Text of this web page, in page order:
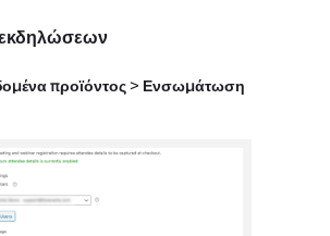
προϊόντος> Ενσωμάτωση